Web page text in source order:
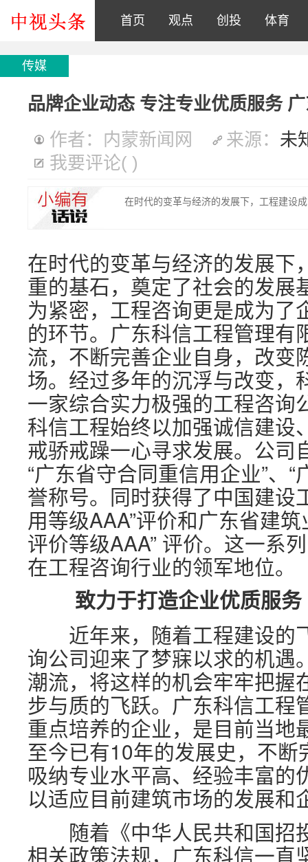
首页 观点 创投 体育
传媒
品牌企业动态 专注专业优质服务
作者：内蒙新闻网
来源： 未
我要评论( )
在时代的变革与经济的发展下，工程建设
在时代的变革与经济的发展下
重的基石，奠定了社会的发展
为紧密，工程咨询更是成为了
的环节。广东科信工程管理有
流，不断完善企业自身，改变
场。经过多年的沉浮与改变，
一家综合实力极强的工程咨询
科信工程始终以加强诚信建设
戒骄戒躁一心寻求发展。公司
“广东省守合同重信用企业”、
誉称号。同时获得了中国建设
用等级AAA”评价和广东省建
评价等级AAA” 评价。这一系
在工程咨询行业的领军地位。
致力于打造企业优质服
近年来，随着工程建设的
询公司迎来了梦寐以求的机遇
潮流，将这样的机会牢牢把握
步与质的飞跃。广东科信工程
重点培养的企业，是目前当地
至今已有10年的发展史，不
吸纳专业水平高、经验丰富的
以适应目前建筑市场的发展和
随着《中华人民共和国招
相关政策法规，广东科信一直